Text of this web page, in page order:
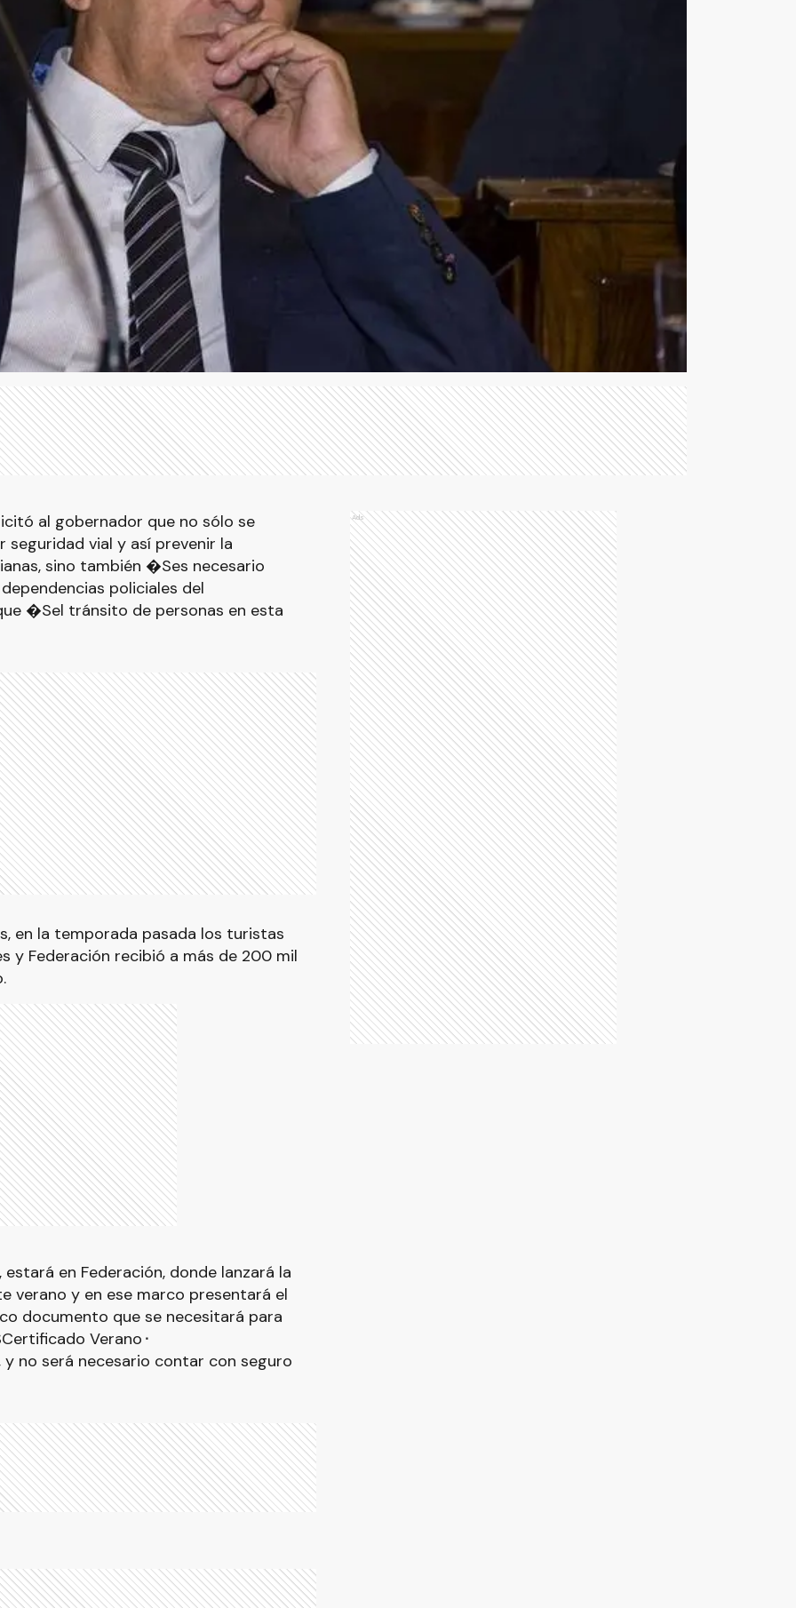
al gobernador que no sólo se
vial y así prevenir la
sino también �Ses necesario
policiales del
�Sel tránsito de personas en esta
en la temporada pasada los turistas
y Federación recibió a más de 200 mil
en Federación, donde lanzará la
verano y en ese marco presentará el
documento que se necesitará para
Verano⬝
no será necesario contar con seguro
Ads